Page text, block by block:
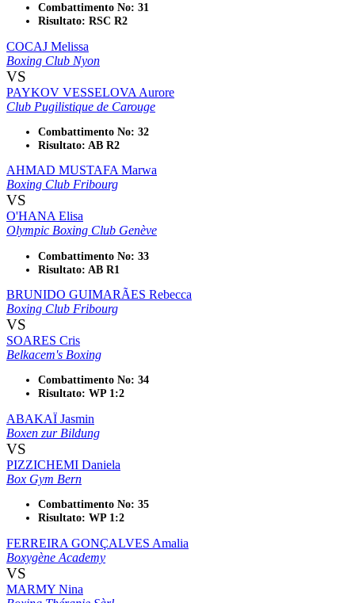
Combattimento No: 31
Risultato: RSC R2
COCAJ Melissa
Boxing Club Nyon
VS
PAYKOV VESSELOVA Aurore
Club Pugilistique de Carouge
Combattimento No: 32
Risultato: AB R2
AHMAD MUSTAFA Marwa
Boxing Club Fribourg
VS
O'HANA Elisa
Olympic Boxing Club Genève
Combattimento No: 33
Risultato: AB R1
BRUNIDO GUIMARÃES Rebecca
Boxing Club Fribourg
VS
SOARES Cris
Belkacem's Boxing
Combattimento No: 34
Risultato: WP 1:2
ABAKAÏ Jasmin
Boxen zur Bildung
VS
PIZZICHEMI Daniela
Box Gym Bern
Combattimento No: 35
Risultato: WP 1:2
FERREIRA GONÇALVES Amalia
Boxygène Academy
VS
MARMY Nina